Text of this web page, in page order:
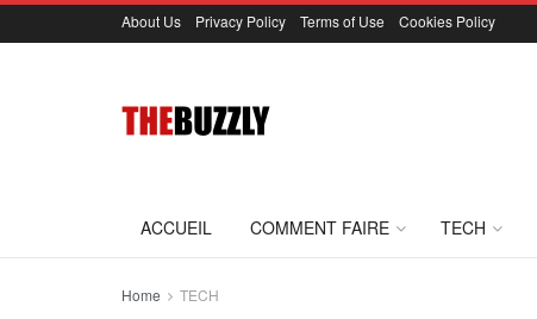
About Us Privacy Policy Terms of Use Cookies Policy
ACCUEIL COMMENT FAIRE TECH
Home TECH